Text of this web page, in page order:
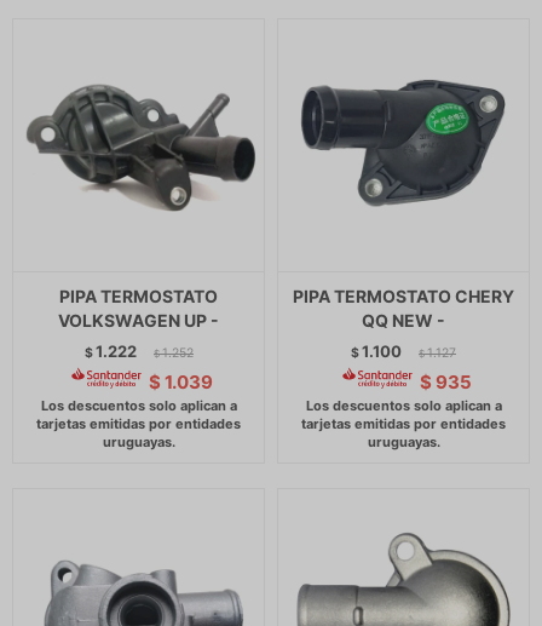
PIPA TERMOSTATO
VOLKSWAGEN UP -
$1.222 $ 1.252
$ 1.039
PIPA TERMOSTATO CHERY
QQ NEW -
$1.100 $ 1.127
$ 935